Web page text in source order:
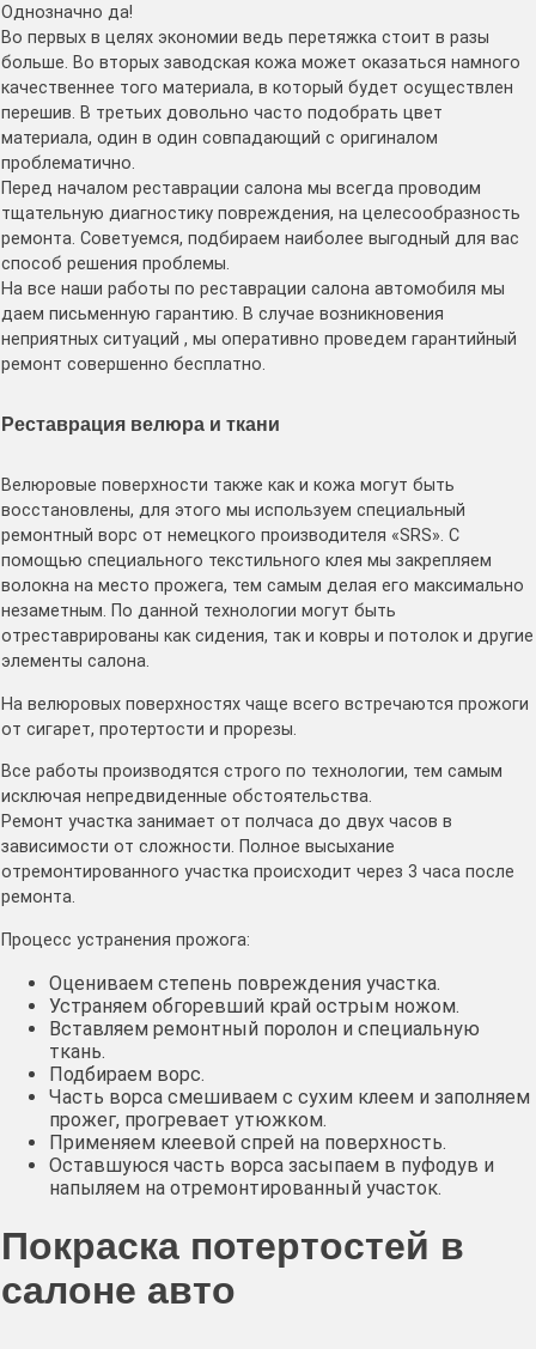
Однозначно да!
Во первых в целях экономии ведь перетяжка стоит в разы
больше. Во вторых заводская кожа может оказаться намного
качественнее того материала, в который будет осуществлен
перешив. В третьих довольно часто подобрать цвет
материала, один в один совпадающий с оригиналом
проблематично.
Перед началом реставрации салона мы всегда проводим
тщательную диагностику повреждения, на целесообразность
ремонта. Советуемся, подбираем наиболее выгодный для вас
способ решения проблемы.
На все наши работы по реставрации салона автомобиля мы
даем письменную гарантию. В случае возникновения
неприятных ситуаций , мы оперативно проведем гарантийный
ремонт совершенно бесплатно.
Реставрация велюра и ткани
Велюровые поверхности также как и кожа могут быть
восстановлены, для этого мы используем специальный
ремонтный ворс от немецкого производителя «SRS». С
помощью специального текстильного клея мы закрепляем
волокна на место прожега, тем самым делая его максимально
незаметным. По данной технологии могут быть
отреставрированы как сидения, так и ковры и потолок и другие
элементы салона.
На велюровых поверхностях чаще всего встречаются прожоги
от сигарет, протертости и прорезы.
Все работы производятся строго по технологии, тем самым
исключая непредвиденные обстоятельства.
Ремонт участка занимает от полчаса до двух часов в
зависимости от сложности. Полное высыхание
отремонтированного участка происходит через 3 часа после
ремонта.
Процесс устранения прожога:
Оцениваем степень повреждения участка.
Устраняем обгоревший край острым ножом.
Вставляем ремонтный поролон и специальную
ткань.
Подбираем ворс.
Часть ворса смешиваем с сухим клеем и заполняем
прожег, прогревает утюжком.
Применяем клеевой спрей на поверхность.
Оставшуюся часть ворса засыпаем в пуфодув и
напыляем на отремонтированный участок.
Покраска потертостей в
салоне авто